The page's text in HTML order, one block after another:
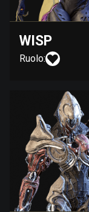
WISP
Ruolo: